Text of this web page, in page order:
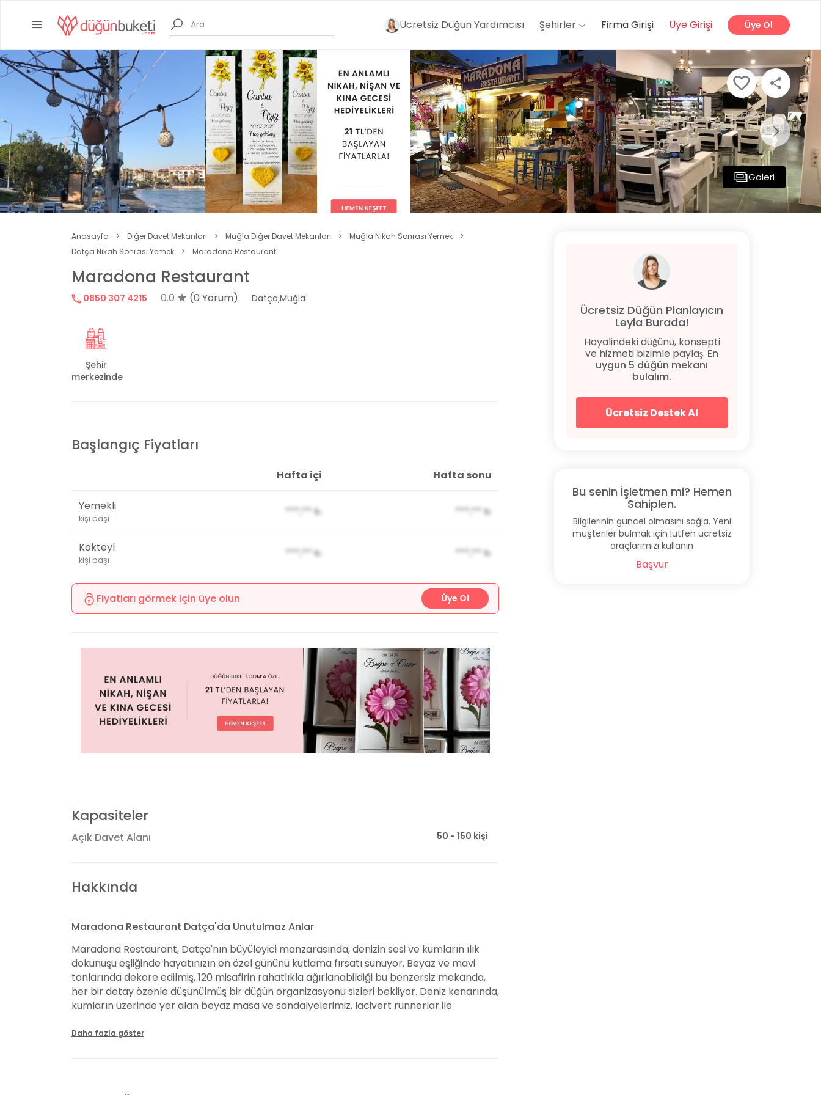
Ücretsiz Düğün Yardımcısı Şehirler Firma Girişi Üye Girişi Üye Ol
Galeri
Anasayfa > Diğer Davet Mekanları > Muğla Diğer Davet Mekanları > Muğla Nikah Sonrası Yemek
>
Datça Nikah Sonrası Yemek
> Maradona Restaurant
Maradona Restaurant
0850 307 4215 0.0 (0 Yorum) Datça,Muğla
Şehir
merkezinde
Başlangıç Fiyatları
Hafta içi Hafta sonu
Yemekli
kişi başı
***,** ₺ ***,** ₺
Kokteyl
kişi başı
***,** ₺ ***,** ₺
Fiyatları görmek için üye olun Üye Ol
Kapasiteler
Açık Davet Alanı 50 - 150 kişi
Hakkında
Maradona Restaurant Datça'da Unutulmaz Anlar
Maradona Restaurant, Datça'nın büyüleyici manzarasında, denizin sesi ve kumların ılık
dokunuşu eşliğinde hayatınızın en özel gününü kutlama fırsatı sunuyor. Beyaz ve mavi
tonlarında dekore edilmiş, 120 misafirin rahatlıkla ağırlanabildiği bu benzersiz mekanda,
her bir detay özenle düşünülmüş bir düğün organizasyonu sizleri bekliyor. Deniz kenarında,
kumların üzerinde yer alan beyaz masa ve sandalyelerimiz, lacivert runnerlar ile
Organizasyon sorumlumuzun yanı sıra, dışarıdan anlaşmalı olduğunuz organizasyon
Daha fazla göster
Ücretsiz Düğün Planlayıcın
Leyla Burada!
Hayalindeki düğünü, konsepti
ve hizmeti bizimle paylaş. En
uygun 5 düğün mekanı
bulalım.
Ücretsiz Destek Al
Bu senin İşletmen mi? Hemen
Sahiplen.
Bilgilerinin güncel olmasını sağla. Yeni
müşteriler bulmak için lütfen ücretsiz
araçlarımızı kullanın
Başvur